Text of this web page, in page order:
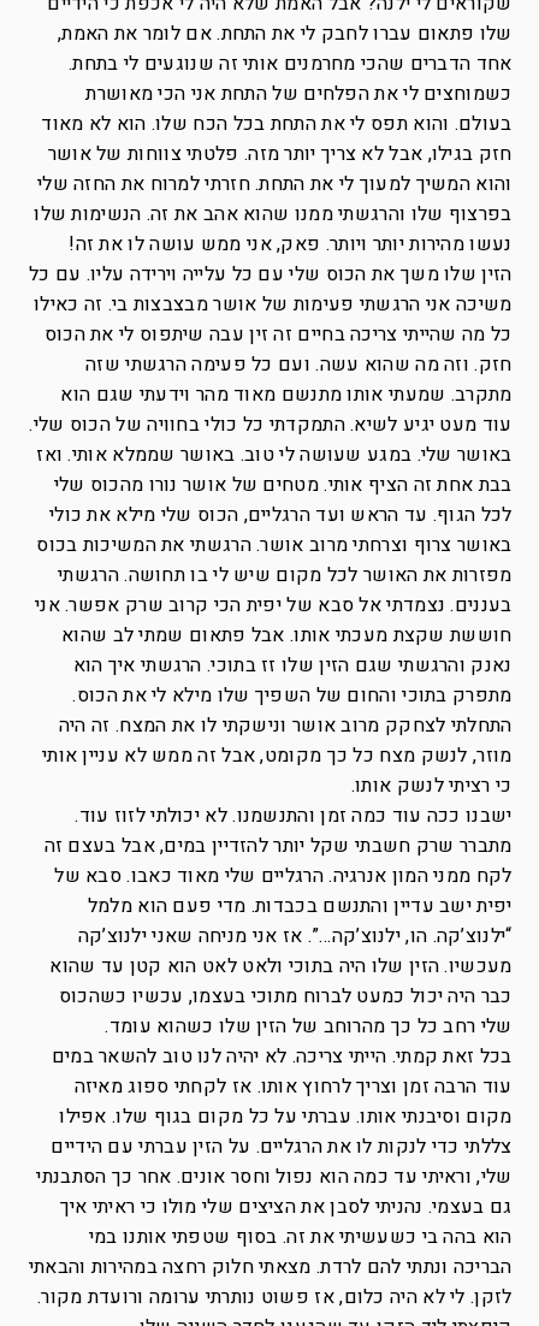
שלו פתאום עברו לחבק לי את התחת. אם לומר את האמת,
אחד הדברים שהכי מחרמנים אותי זה שנוגעים לי בתחת.
כשמוחצים לי את הפלחים של התחת אני הכי מאושרת
בעולם. והוא תפס לי את התחת בכל הכח שלו. הוא לא מאוד
חזק בגילו, אבל לא צריך יותר מזה. פלטתי צווחות של אושר
והוא המשיך למעוך לי את התחת. חזרתי למרוח את החזה שלי
בפרצוף שלו והרגשתי ממנו שהוא אהב את זה. הנשימות שלו
נעשו מהירות יותר ויותר. פאק, אני ממש עושה לו את זה!
הזין שלו משך את הכוס שלי עם כל עלייה וירידה עליו. עם כל
משיכה אני הרגשתי פעימות של אושר מבצבצות בי. זה כאילו
כל מה שהייתי צריכה בחיים זה זין עבה שיתפוס לי את הכוס
חזק. וזה מה שהוא עשה. ועם כל פעימה הרגשתי שזה
מתקרב. שמעתי אותו מתנשם מאוד מהר וידעתי שגם הוא
עוד מעט יגיע לשיא. התמקדתי כל כולי בחוויה של הכוס שלי.
באושר שלי. במגע שעושה לי טוב. באושר שממלא אותי. ואז
בבת אחת זה הציף אותי. מטחים של אושר נורו מהכוס שלי
לכל הגוף. עד הראש ועד הרגליים, הכוס שלי מילא את כולי
באושר צרוף וצרחתי מרוב אושר. הרגשתי את המשיכות בכוס
מפזרות את האושר לכל מקום שיש לי בו תחושה. הרגשתי
בעננים. נצמדתי אל סבא של יפית הכי קרוב שרק אפשר. אני
חוששת שקצת מעכתי אותו. אבל פתאום שמתי לב שהוא
נאנק והרגשתי שגם הזין שלו זז בתוכי. הרגשתי איך הוא
מתפרק בתוכי והחום של השפיך שלו מילא לי את הכוס.
התחלתי לצחקק מרוב אושר ונישקתי לו את המצח. זה היה
מוזר, לנשק מצח כל כך מקומט, אבל זה ממש לא עניין אותי
כי רציתי לנשק אותו.
ישבנו ככה עוד כמה זמן והתנשמנו. לא יכולתי לזוז עוד.
מתברר שרק חשבתי שקל יותר להזדיין במים, אבל בעצם זה
לקח ממני המון אנרגיה. הרגליים שלי מאוד כאבו. סבא של
יפית ישב עדיין והתנשם בכבדות. מדי פעם הוא מלמל
“ילנוצ’קה. הו, ילנוצ’קה…”. אז אני מניחה שאני ילנוצ’קה
מעכשיו. הזין שלו היה בתוכי ולאט לאט הוא קטן עד שהוא
כבר היה יכול כמעט לברוח מתוכי בעצמו, עכשיו כשהכוס
שלי רחב כל כך מהרוחב של הזין שלו כשהוא עומד.
בכל זאת קמתי. הייתי צריכה. לא יהיה לנו טוב להשאר במים
עוד הרבה זמן וצריך לרחוץ אותו. אז לקחתי ספוג מאיזה
מקום וסיבנתי אותו. עברתי על כל מקום בגוף שלו. אפילו
צללתי כדי לנקות לו את הרגליים. על הזין עברתי עם הידיים
שלי, וראיתי עד כמה הוא נפול וחסר אונים. אחר כך הסתבנתי
גם בעצמי. נהניתי לסבן את הציצים שלי מולו כי ראיתי איך
הוא בהה בי כשעשיתי את זה. בסוף שטפתי אותנו במי
הבריכה ונתתי להם לרדת. מצאתי חלוק רחצה במהירות והבאתי
לזקן. לי לא היה כלום, אז פשוט נותרתי ערומה ורועדת מקור.